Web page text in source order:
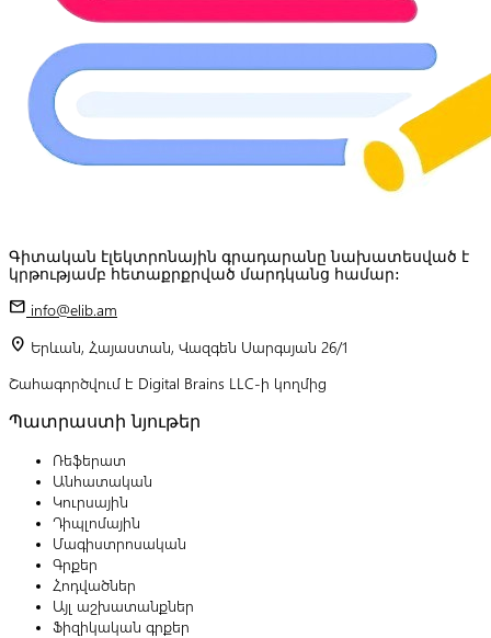
Գիտական էլեկտրոնային գրադարանը նախատեսված է
կրթությամբ հետաքրքրված մարդկանց համար:
mail info@elib.am
location_on Երևան, Հայաստան, Վազգեն Սարգսյան 26/1
Շահագործվում է Digital Brains LLC-ի կողմից
Պատրաստի նյութեր
Ռեֆերատ
Անհատական
Կուրսային
Դիպլոմային
Մագիստրոսական
Գրքեր
Հոդվածներ
Այլ աշխատանքներ
Ֆիզիկական գրքեր